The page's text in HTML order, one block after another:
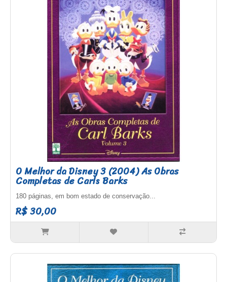
O Melhor da Disney 3 (2004) As Obras
Completas de Carls Barks
180 páginas, em bom estado de conservação...
R$ 30,00